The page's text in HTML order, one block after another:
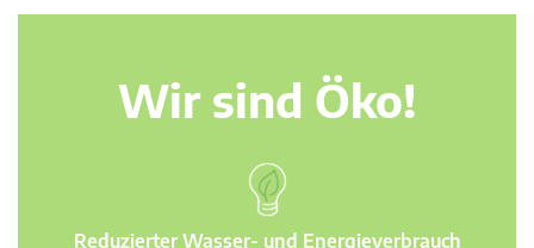
Wir sind Öko!
Reduzierter Wasser- und Energieverbrauch